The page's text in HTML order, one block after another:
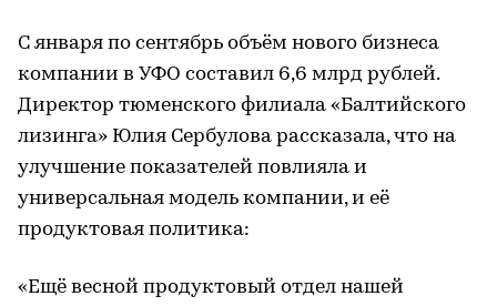
С января по сентябрь объём нового бизнеса
компании в УФО составил 6,6 млрд рублей.
Директор тюменского филиала «Балтийского
лизинга» Юлия Сербулова рассказала, что на
улучшение показателей повлияла и
универсальная модель компании, и её
продуктовая политика:
«Ещё весной продуктовый отдел нашей